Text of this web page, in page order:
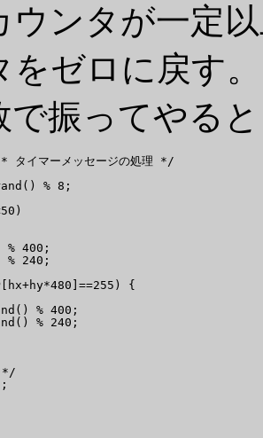
ウンタが一定
をゼロに戻す
で振ってやる
イマーメッセージの処理 */
% 8;
% 400;
% 240;
{
% 400;
% 240;
*/